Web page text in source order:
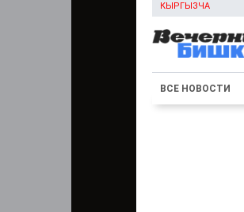
КЫРГЫЗЧА
ВСЕ НОВОСТИ